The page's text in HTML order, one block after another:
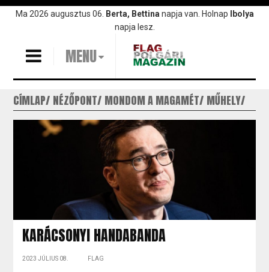
UgrásMa 2026 augusztus 06. Berta, Bettina napja van. Holnap
Ibolya
napja lesz.
MENU
CÍMLAP NÉZŐPONT MONDOM A MAGAMÉT MŰHELY
KARÁCSONYI HANDABANDA
2023 JÚLIUS 08. FLAG